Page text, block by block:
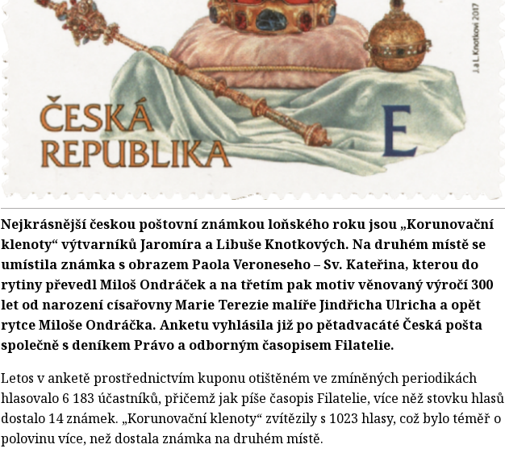
Nejkrásnější českou poštovní známkou loňského roku jsou „Korunovační
klenoty“ výtvarníků Jaromíra a Libuše Knotkových. Na druhém místě se
umístila známka s obrazem Paola Veroneseho – Sv. Kateřina, kterou do
rytiny převedl Miloš Ondráček a na třetím pak motiv věnovaný výročí 300
let od narození císařovny Marie Terezie malíře Jindřicha Ulricha a opět
rytce Miloše Ondráčka. Anketu vyhlásila již po pětadvacáté Česká pošta
společně s deníkem Právo a odborným časopisem Filatelie.
Letos v anketě prostřednictvím kuponu otištěném ve zmíněných periodikách
hlasovalo 6 183 účastníků, přičemž jak píše časopis Filatelie, více něž stovku hlasů
dostalo 14 známek. „Korunovační klenoty“ zvítězily s 1023 hlasy, což bylo téměř o
polovinu více, než dostala známka na druhém místě.